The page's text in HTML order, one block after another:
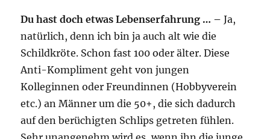
Du hast doch etwas Lebenserfahrung … –Ja,
natürlich, denn ich bin ja auch alt wie die
Schildkröte. Schon fast 100 oder älter. Diese
Anti-Kompliment geht von jungen
Kolleginnen oder Freundinnen (Hobbyverein
etc.) an Männer um die 50+, die sich dadurch
auf den berüchigten Schlips getreten fühlen.